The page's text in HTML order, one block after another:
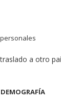
a otro